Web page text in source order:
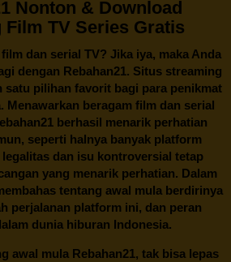
Nonton & Download
Film TV Series Gratis
dan serial TV? Jika iya, maka Anda
dengan Rebahan21. Situs streaming
satu pilihan favorit bagi para penikmat
Menawarkan beragam film dan serial
berhasil menarik perhatian
seperti halnya banyak platform
dan isu kontroversial tetap
yang menarik perhatian. Dalam
tentang awal mula berdirinya
perjalanan platform ini, dan peran
dunia hiburan Indonesia.
awal mula Rebahan21, tak bisa lepas